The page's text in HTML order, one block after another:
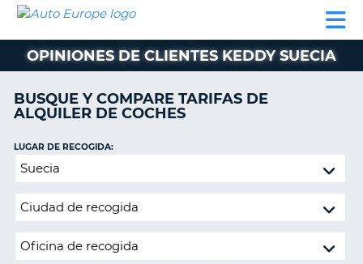
ALQUILER
COCHES
ALQUILER DE
AUTOCARAVANAS
AUTO
EUROPE
ALQUILER
COCHES
ALQUILER
DE
AUTOCARAVANAS
AYUDA
CUENTA
MI
OPINIONES DE CLIENTES KEDDY SUECIA
BUSQUE Y COMPARE TARIFAS DE
ALQUILER DE COCHES
Devolución
una
LUGAR DE RECOGIDA: